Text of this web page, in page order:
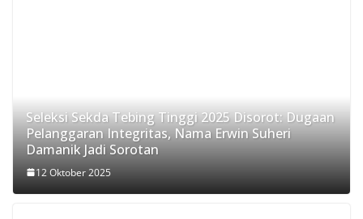
Seleksi Sekda Tebing Tinggi 2025 Disorot: Dugaan
Pelanggaran Integritas, Nama Erwin Suheri
Damanik Jadi Sorotan
12 Oktober 2025